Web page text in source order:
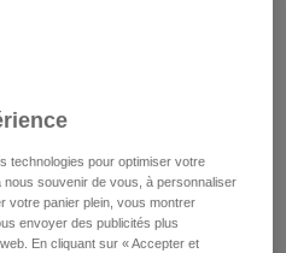
technologies pour optimiser votre
souvenir de vous, à personnaliser
votre panier plein, vous montrer
envoyer des publicités plus
En cliquant sur « Accepter et